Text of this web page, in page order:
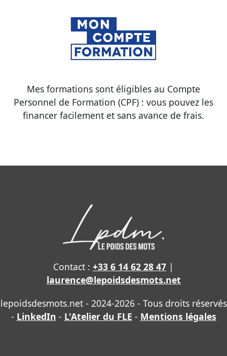
Mes formations sont éligibles au Compte
Personnel de Formation (CPF) : vous pouvez les
financer facilement et sans avance de frais.
Contact : +33 6 14 62 28 47 |
laurence@lepoidsdesmots.net
lepoidsdesmots.net - 2024-2026 - Tous droits réservés
- LinkedIn - L'Atelier du FLE - Mentions légales